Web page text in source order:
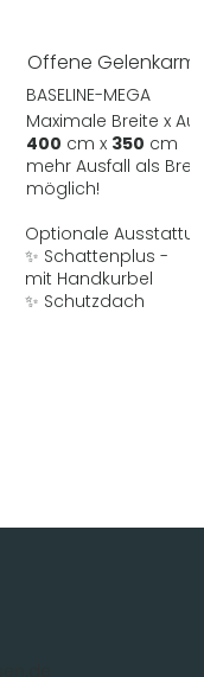
Offene
BASELINE-MEGA
Maximale Breite x
400 cm x 350 cm
mehr Ausfall als
möglich!
Optionale
✨ Schattenplus -
mit Handkurbel
✨ Schutzdach